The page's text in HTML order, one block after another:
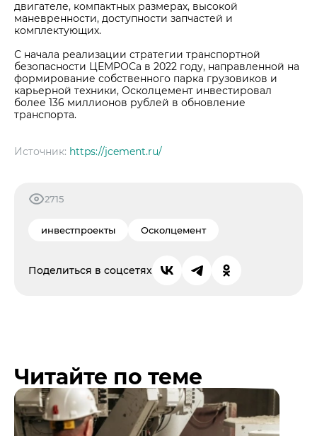
двигателе, компактных размерах, высокой
маневренности, доступности запчастей и
комплектующих.
С начала реализации стратегии транспортной
безопасности ЦЕМРОСа в 2022 году, направленной на
формирование собственного парка грузовиков и
карьерной техники, Осколцемент инвестировал
более 136 миллионов рублей в обновление
транспорта.
Источник: https://jcement.ru/
2715
инвестпроекты Осколцемент
Поделиться в соцсетях
Читайте по теме
Центры дистрибуции
Реализация ТМЦ и непрофильных активов
Политика в области закупок
В помощь поставщику
Не только цемент
Люди ЦЕМРОСа
Технологии и тренды
Издание для клиентов
Аналитика цементной отрасли
Пресса о нас
Служба доверия